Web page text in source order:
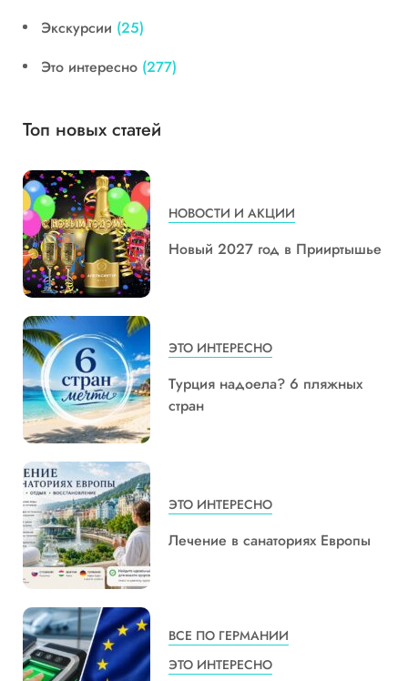
Экскурсии (25)
Это интересно (277)
Топ новых статей
НОВОСТИ И АКЦИИ
Новый 2027 год в Прииртышье
ЭТО ИНТЕРЕСНО
Турция надоела? 6 пляжных
стран
ЭТО ИНТЕРЕСНО
Лечение в санаториях Европы
ВСЕ ПО ГЕРМАНИИ
ЭТО ИНТЕРЕСНО